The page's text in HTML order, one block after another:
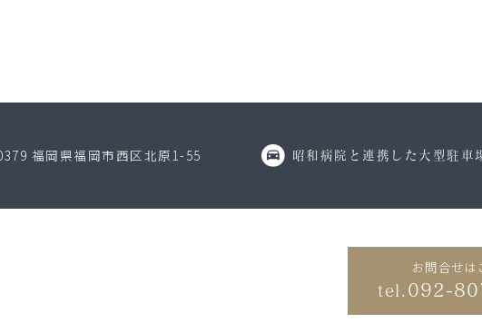
福岡県福岡市西区北原1-55 昭和病院と連携した 大型駐車
お問合せは
tel. 092-